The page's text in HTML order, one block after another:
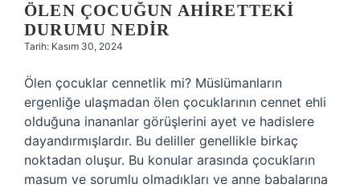
ÖLEN ÇOCUĞUN AHIRETTEKI
DURUMU NEDIR
Tarih: Kasım 30, 2024
Ölen çocuklar cennetlik mi? Müslümanların
ergenliğe ulaşmadan ölen çocuklarının cennet ehli
olduğuna inananlar görüşlerini ayet ve hadislere
dayandırmışlardır. Bu deliller genellikle birkaç
noktadan oluşur. Bu konular arasında çocukların
masum ve sorumlu olmadıkları ve anne babalarına